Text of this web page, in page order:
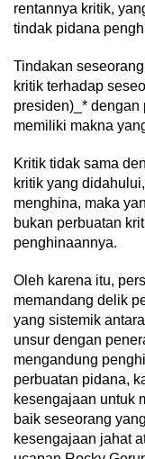
rentannya kritik,
tindak pidana
Tindakan
kritik terhadap
presiden)_* dengan
memiliki makna
Kritik tidak sama
kritik yang
menghina, maka
bukan perbuatan
penghinaannya.
Oleh karena itu,
memandang delik
yang sistemik
unsur dengan
mengandung
perbuatan pidana,
kesengajaan untuk
baik seseorang
kesengajaan jahat